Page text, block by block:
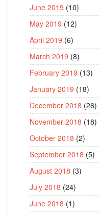
June 2019 (10)
May 2019 (12)
April 2019 (6)
March 2019 (8)
February 2019 (13)
January 2019 (18)
December 2018 (26)
November 2018 (18)
October 2018 (2)
September 2018 (5)
August 2018 (3)
July 2018 (24)
June 2018 (1)